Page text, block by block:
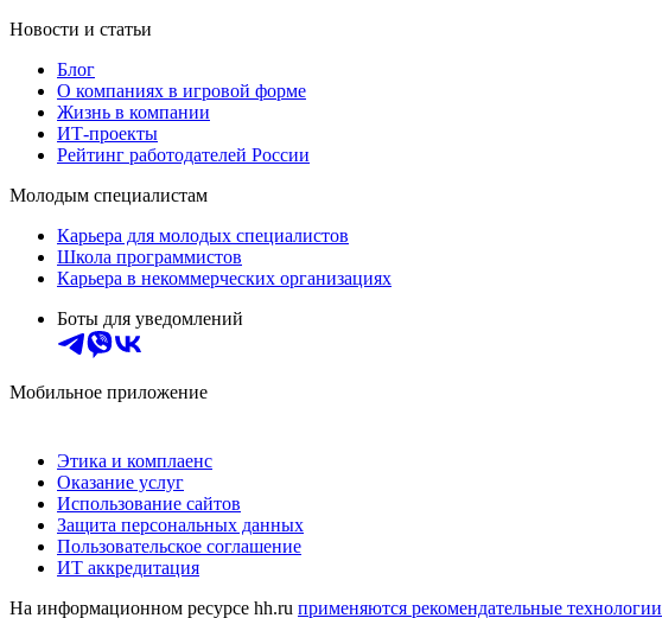
Новости и статьи
Блог
О компаниях в игровой форме
Жизнь в компании
ИТ-проекты
Рейтинг работодателей России
Молодым специалистам
Карьера для молодых специалистов
Школа программистов
Карьера в некоммерческих организациях
Боты для уведомлений
Мобильное приложение
Этика и комплаенс
Оказание услуг
Использование сайтов
Защита персональных данных
Пользовательское соглашение
ИТ аккредитация
На информационном ресурсе hh.ru применяются рекомендательные технологии